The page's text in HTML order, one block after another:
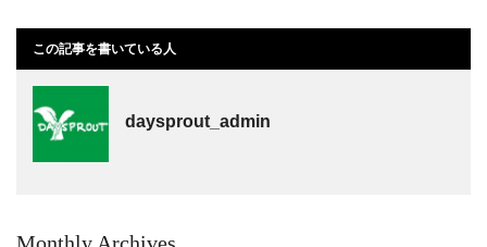
この記事を書いている人
daysprout_admin